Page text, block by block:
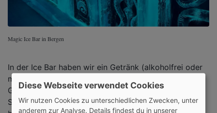
Magic Ice Bar in Bergen
In der Ice Bar haben wir ein Getränk (alkoholfrei oder
mit Alkohol) in einem Eisglas serviert bekommen. Das
Getränk war sehr lecker. Die Ice Bar hat mehrere
Sitzecken und eine große Bar aus Eis. Außerdem
Diese Webseite verwendet Cookies
Wir nutzen Cookies zu unterschiedlichen Zwecken, unter
anderem zur Analyse. Details findest du in unserer